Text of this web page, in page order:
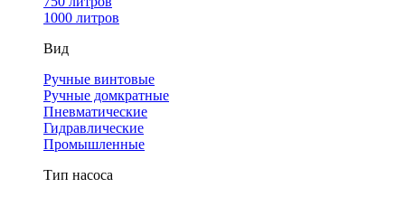
1000 литров
Вид
Ручные винтовые
Ручные домкратные
Пневматические
Гидравлические
Промышленные
Тип насоса